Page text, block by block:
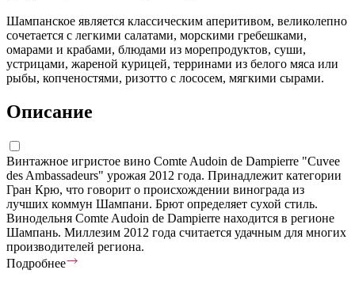
Шампанское является классическим аперитивом, великолепно
сочетается с легкими салатами, морскими гребешками,
омарами и крабами, блюдами из морепродуктов, суши,
устрицами, жареной курицей, терринами из белого мяса или
рыбы, копченостями, ризотто с лососем, мягкими сырами.
Описание
Винтажное игристое вино Comte Audoin de Dampierre "Cuvee
des Ambassadeurs" урожая 2012 года. Принадлежит категории
Гран Крю, что говорит о происхождении винограда из
лучших коммун Шампани. Брют определяет сухой стиль.
Винодельня Comte Audoin de Dampierre находится в регионе
Шампань. Миллезим 2012 года считается удачным для многих
производителей региона.
Подробнее